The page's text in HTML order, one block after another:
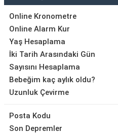
Online Kronometre
Online Alarm Kur
Yaş Hesaplama
İki Tarih Arasındaki Gün
Sayısını Hesaplama
Bebeğim kaç aylık oldu?
Uzunluk Çevirme
Posta Kodu
Son Depremler